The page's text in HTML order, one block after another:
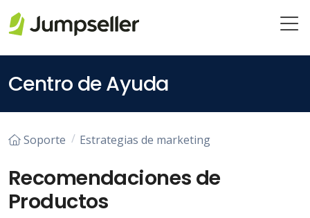
Centro de Ayuda
Soporte Estrategias de marketing
Recomendaciones de
Productos